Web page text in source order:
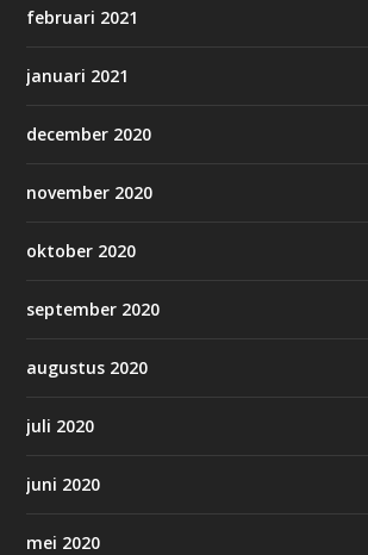
februari 2021
januari 2021
december 2020
november 2020
oktober 2020
september 2020
augustus 2020
juli 2020
juni 2020
mei 2020